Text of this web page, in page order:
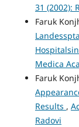
31 (2002):
Faruk
Medica
Faruk
Results ,
Radovi